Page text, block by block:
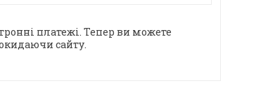
платежі. Тепер ви можете
сайту.